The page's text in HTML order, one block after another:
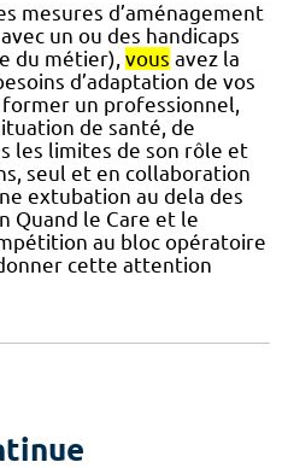
mesures d’aménagement
un ou des handicaps
du métier), vous avez la
d’adaptation de vos
un professionnel,
de santé, de
les limites de son rôle et
seul et en collaboration
extubation au dela des
Quand le Care et le
au bloc opératoire
cette attention